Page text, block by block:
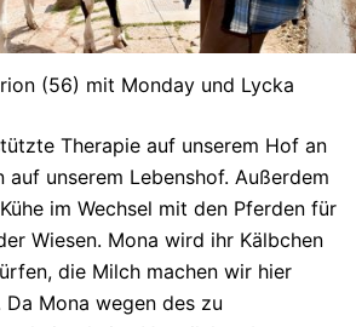
(56) mit Monday und Lycka
Therapie auf unserem Hof an
auf unserem Lebenshof. Außerdem
im Wechsel mit den Pferden für
Wiesen. Mona wird ihr Kälbchen
die Milch machen wir hier
Mona wegen des zu